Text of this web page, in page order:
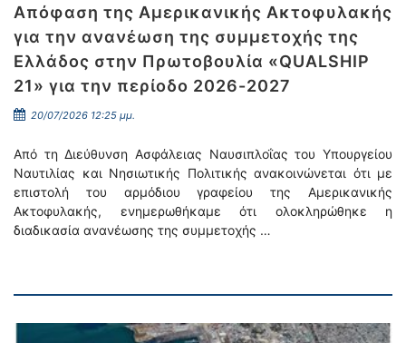
Απόφαση της Αμερικανικής Ακτοφυλακής
για την ανανέωση της συμμετοχής της
Ελλάδος στην Πρωτοβουλία «QUALSHIP
21» για την περίοδο 2026-2027
20/07/2026 12:25 μμ.
Από τη Διεύθυνση Ασφάλειας Ναυσιπλοΐας του Υπουργείου
Ναυτιλίας και Νησιωτικής Πολιτικής ανακοινώνεται ότι με
επιστολή του αρμόδιου γραφείου της Αμερικανικής
Ακτοφυλακής, ενημερωθήκαμε ότι ολοκληρώθηκε η
διαδικασία ανανέωσης της συμμετοχής …